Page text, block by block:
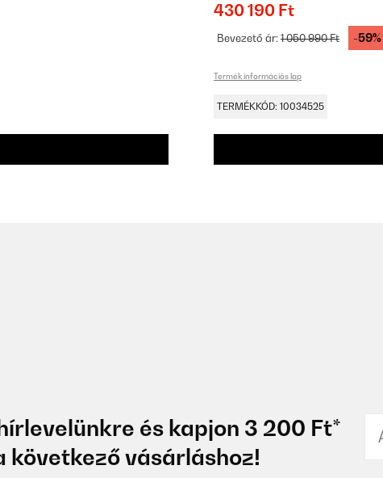
430 190 Ft
Bevezető ár:1 050 990 Ft -59%
Termék információs lap
TERMÉKKÓD: 10034525
és kapjon 3 200 Ft*
következő vásárláshoz!